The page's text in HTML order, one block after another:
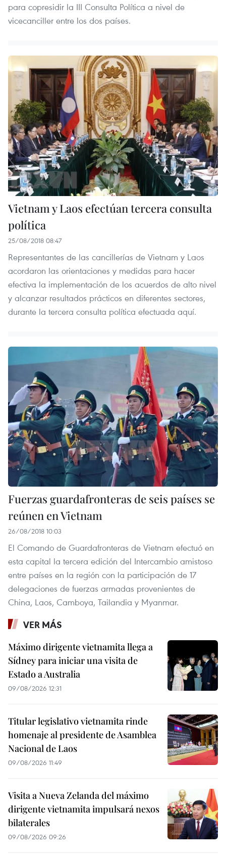
para copresidir la III Consulta Política a nivel de
vicecanciller entre los dos países.
Vietnam y Laos efectúan tercera consulta
política
25/08/2018 08:47
Representantes de las cancillerías de Vietnam y Laos
acordaron las orientaciones y medidas para hacer
efectiva la implementación de los acuerdos de alto nivel
y alcanzar resultados prácticos en diferentes sectores,
durante la tercera consulta política efectuada aquí.
Fuerzas guardafronteras de seis países se
reúnen en Vietnam
26/08/2018 10:03
El Comando de Guardafronteras de Vietnam efectuó en
esta capital la tercera edición del Intercambio amistoso
entre países en la región con la participación de 17
delegaciones de fuerzas armadas provenientes de
China, Laos, Camboya, Tailandia y Myanmar.
VER MÁS
Máximo dirigente vietnamita llega a
Sídney para iniciar una visita de
Estado a Australia
09/08/2026 12:31
Titular legislativo vietnamita rinde
homenaje al presidente de Asamblea
Nacional de Laos
09/08/2026 11:49
Visita a Nueva Zelanda del máximo
dirigente vietnamita impulsará nexos
bilaterales
09/08/2026 09:26